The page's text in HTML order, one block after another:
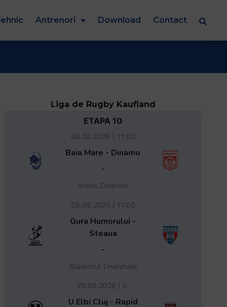
Antrenori Download Contact
Liga de Rugby Kaufland
ETAPA 10
08.08.2026 | 11:00
Baia Mare - Dinamo
-
Arena Zimbrilor
08.08.2026 | 11:00
Gura Humorului -
Steaua
-
Stadionul Tineretului
29.08.2026 | 0:
U Elbi Cluj - Rapid